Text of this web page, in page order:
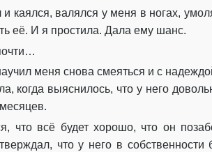
Глава 58
Глава 60
Глава 62
каялся, валялся у меня в ногах,
её. И я простила. Дала ему шанс.
меня снова смеяться и с
когда выяснилось, что у него
что всё будет хорошо, что он
что у него в